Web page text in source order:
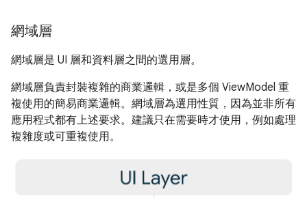
網域層
網域層是 UI 層和資料層之間的選用層。
網域層負責封裝複雜的商業邏輯，或是多個 ViewModel 重
複使用的簡易商業邏輯。網域層為選用性質，因為並非所有
應用程式都有上述要求。建議只在需要時才使用，例如處理
複雜度或可重複使用。